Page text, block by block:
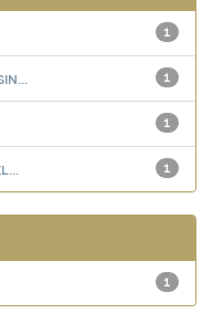
1
1
1
1
1